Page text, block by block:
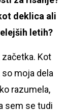
deklica ali
letih?
Kot
moja dela
razumela,
sem se tudi